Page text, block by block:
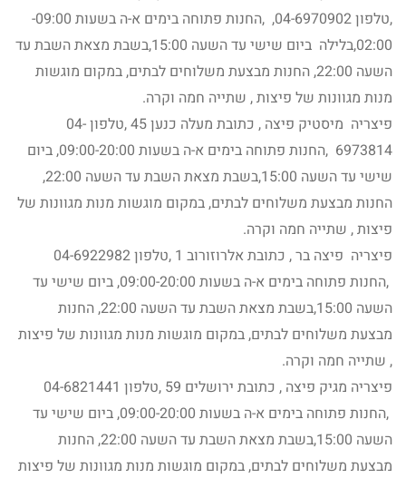
,טלפון 04-6970902, ,החנות פתוחה בימים א-ה בשעות 09:00-
02:00,בלילה ביום שישי עד השעה 15:00,בשבת מצאת השבת עד
השעה 22:00, החנות מבצעת משלוחים לבתים, במקום מוגשות
מנות מגוונות של פיצות , שתייה חמה וקרה.
פיצריה מיסטיק פיצה , כתובת מעלה כנען 45 ,טלפון 04-
6973814 ,החנות פתוחה בימים א-ה בשעות 09:00-20:00, ביום
שישי עד השעה 15:00,בשבת מצאת השבת עד השעה 22:00,
החנות מבצעת משלוחים לבתים, במקום מוגשות מנות מגוונות של
פיצות , שתייה חמה וקרה.
פיצריה פיצה בר , כתובת אלרוזורוב 1 ,טלפון 04-6922982
,החנות פתוחה בימים א-ה בשעות 09:00-20:00, ביום שישי עד
השעה 15:00,בשבת מצאת השבת עד השעה 22:00, החנות
מבצעת משלוחים לבתים, במקום מוגשות מנות מגוונות של פיצות
, שתייה חמה וקרה.
פיצריה מגיק פיצה , כתובת ירושלים 59 ,טלפון 04-6821441
,החנות פתוחה בימים א-ה בשעות 09:00-20:00, ביום שישי עד
השעה 15:00,בשבת מצאת השבת עד השעה 22:00, החנות
מבצעת משלוחים לבתים, במקום מוגשות מנות מגוונות של פיצות